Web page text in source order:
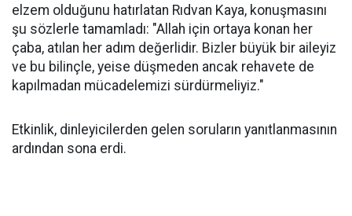
elzem olduğunu hatırlatan Rıdvan Kaya, konuşmasını
şu sözlerle tamamladı: "Allah için ortaya konan her
çaba, atılan her adım değerlidir. Bizler büyük bir aileyiz
ve bu bilinçle, yeise düşmeden ancak rehavete de
kapılmadan mücadelemizi sürdürmeliyiz."
Etkinlik, dinleyicilerden gelen soruların yanıtlanmasının
ardından sona erdi.